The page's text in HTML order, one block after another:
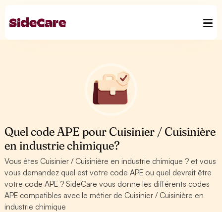
Quel code APE pour Cuisinier / Cuisinière
en industrie chimique?
Vous êtes Cuisinier / Cuisinière en industrie chimique ? et vous
vous demandez quel est votre code APE ou quel devrait être
votre code APE ? SideCare vous donne les différents codes
APE compatibles avec le métier de Cuisinier / Cuisinière en
industrie chimique